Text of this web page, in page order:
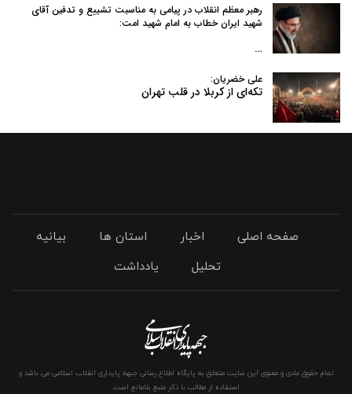
رهبر معظم انقلاب در پیامی به‌ مناسبت تشییع و تدفین آقای
شهید ایران خطاب به امام شهید امت:
…
علی خضریان:
تکه‌ای از کربلا در قلب تهران
صفحه اصلی اخبار استان ها
بیانیه
تحلیل
یادداشت
تمام حقوق مادی و معنوی این سایت متعلق به پایگاه اطلاع رسانی جبهه پایداری انقلاب اسلامی می باشد و
استفاده از مطالب با ذکر منبع بلامانع است.